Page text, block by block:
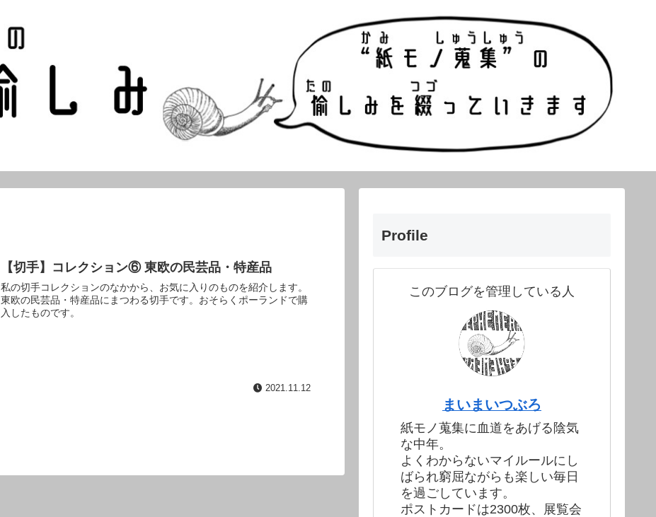
【切手】コレクション⑥ 東欧の民芸品・特産品
私の切手コレクションのなかから、お気に入りのものを紹介します。
東欧の民芸品・特産品にまつわる切手です。おそらくポーランドで購
入したものです。
2021.11.12
Profile
このブログを管理している人
まいまいつぶろ
紙モノ蒐集に血道をあげる陰気
な中年。
よくわからないマイルールにし
ばられ窮屈ながらも楽しい毎日
を過ごしています。
ポストカードは2300枚、展覧会